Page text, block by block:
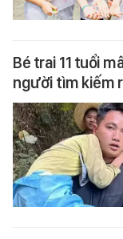
Bé trai 11 tuổi
người tìm kiếm